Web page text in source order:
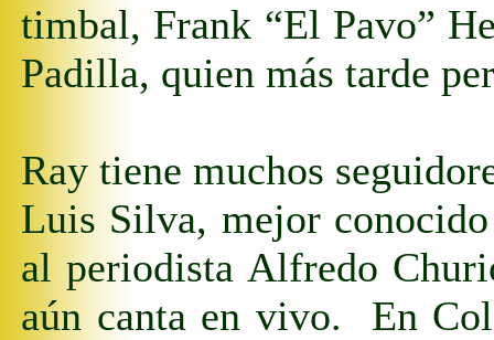
timbal, Frank “El Pavo”
Padilla, quien más tarde
Ray tiene muchos
Luis Silva, mejor
al periodista Alfredo
aún canta en vivo. En